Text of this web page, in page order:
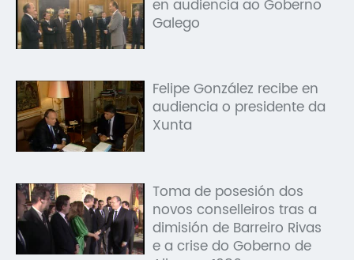
en audiencia ao Goberno
Galego
Felipe González recibe en
audiencia o presidente da
Xunta
Toma de posesión dos
novos conselleiros tras a
dimisión de Barreiro Rivas
e a crise do Goberno de